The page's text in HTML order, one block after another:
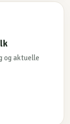
og aktuelle